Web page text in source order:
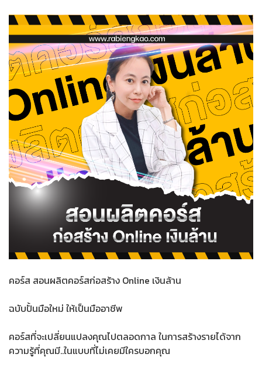
คอร์ส สอนผลิตคอร์สก่อสร้าง Online เงินล้าน
ฉบับปั้นมือใหม่ ให้เป็นมืออาชีพ
คอร์สที่จะเปลี่ยนแปลงคุณไปตลอดกาล ในการสร้างรายได้จาก
ความรู้ที่คุณมี..ในแบบที่ไม่เคยมีใครบอกคุณ